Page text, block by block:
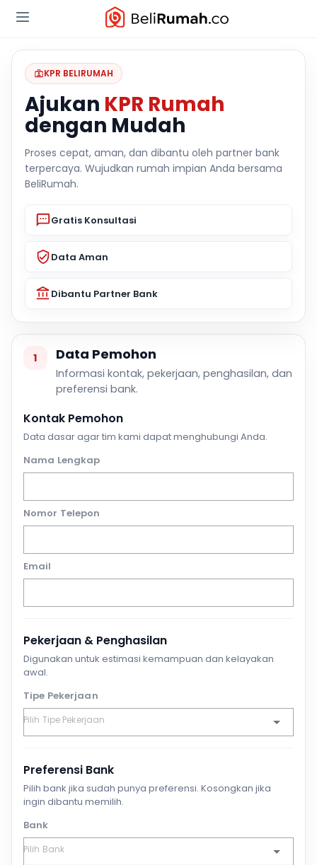
KPR BELIRUMAH
Ajukan KPR Rumah
dengan Mudah
Proses cepat, aman, dan dibantu oleh partner bank
terpercaya. Wujudkan rumah impian Anda bersama
BeliRumah.
Gratis Konsultasi
Data Aman
Dibantu Partner Bank
1 Data Pemohon
Informasi kontak, pekerjaan, penghasilan, dan
preferensi bank.
Kontak Pemohon
Data dasar agar tim kami dapat menghubungi Anda.
Nama Lengkap
Nomor Telepon
Email
Pekerjaan & Penghasilan
Digunakan untuk estimasi kemampuan dan kelayakan
awal.
Tipe Pekerjaan
Preferensi Bank
Pilih bank jika sudah punya preferensi. Kosongkan jika
ingin dibantu memilih.
Bank